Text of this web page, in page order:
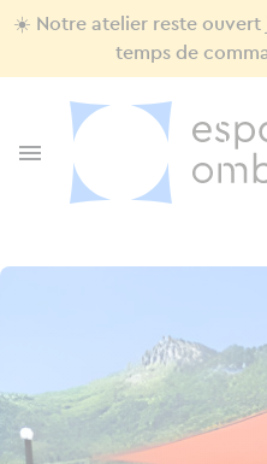
☀️ Notre atelier reste ouvert
temps de
